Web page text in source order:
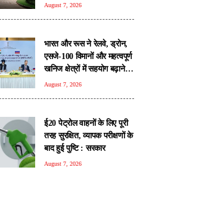
August 7, 2026
भारत और रूस ने रेलवे, ड्रोन,
एसजे-100 विमानों और महत्वपूर्ण
खनिज क्षेत्रों में सहयोग बढ़ाने
पर जताई सहमति
August 7, 2026
ई20 पेट्रोल वाहनों के लिए पूरी
तरह सुरक्षित, व्यापक परीक्षणों के
बाद हुई पुष्टि : सरकार
August 7, 2026